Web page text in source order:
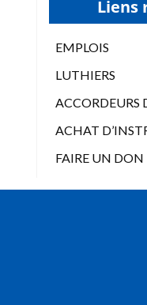
Liens
EMPLOIS
LUTHIERS
ACCORDEURS
ACHAT
FAIRE UN DON